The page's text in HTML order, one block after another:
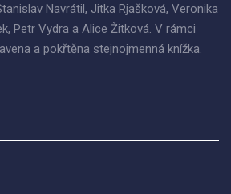
Navrátil, Jitka Rjašková, Veronika
Petr Vydra a Alice Žitková. V rámci
a pokřtěna stejnojmenná knížka.